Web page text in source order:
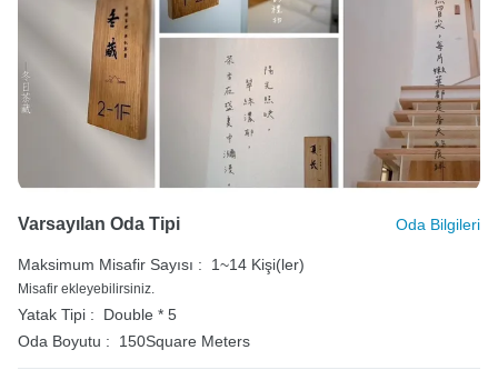
Varsayılan Oda Tipi Oda Bilgileri
Maksimum Misafir Sayısı : 1~14 Kişi(ler)
Misafir ekleyebilirsiniz.
Yatak Tipi :
Double * 5
Oda Boyutu :
150Square Meters